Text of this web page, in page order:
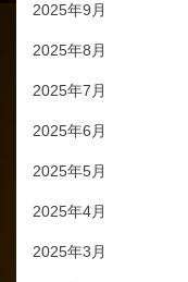
2025年9月
2025年8月
2025年7月
2025年6月
2025年5月
2025年4月
2025年3月